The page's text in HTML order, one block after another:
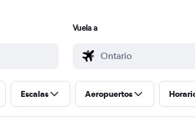
Vuela a
Escalas Aeropuertos